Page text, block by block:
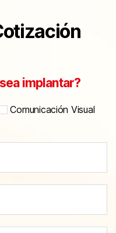
implantar?
Comunicación Visual